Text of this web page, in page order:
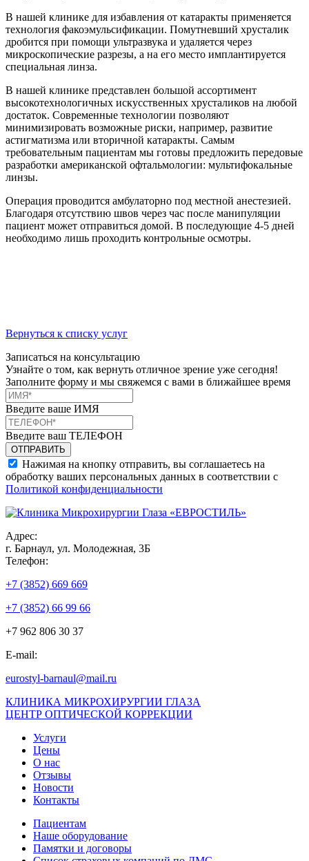
В нашей клинике для избавления от катаракты применяется
технология факоэмульсификации. Помутневший хрусталик
дробится при помощи ультразвука и удаляется через
микроскопические разрезы, а на его место имплантируется
специальная линза.
В нашей клинике представлен большой ассортимент
высокотехнологичных искусственных хрусталиков на любой
достаток. Современные технологии позволяют
минимизировать возможные риски, например, развитие
астигматизма или вторичной катаракты. Самым
требовательным пациентам мы готовы предложить передовые
разработки американской офтальмологии: мультифокальные
линзы.
Операция проводится амбулаторно под местной анестезией.
Благодаря отсутствию швов через час после манипуляции
пациент может отправиться домой. В последующие 4-5 дней
необходимо лишь проходить контрольные осмотры.
Вернуться к списку услуг
Записаться на консультацию
Узнайте о том, как вернуть отличное зрение уже сегодня!
Заполните форму и мы свяжемся с вами в ближайшее время
Введите ваше ИМЯ
Введите ваш ТЕЛЕФОН
Нажимая на кнопку отправить, вы соглашаетесь на
обработку ваших персональных данных в соответствии с
Политикой конфиденциальности
Адрес:
г. Барнаул, ул. Молодежная, 3Б
Телефон:
+7 (3852) 669 669
+7 (3852) 66 99 66
+7 962 806 30 37
E-mail:
eurostyl-barnaul@mail.ru
КЛИНИКА МИКРОХИРУРГИИ ГЛАЗА
ЦЕНТР ОПТИЧЕСКОЙ КОРРЕКЦИИ
Услуги
Цены
О нас
Отзывы
Новости
Контакты
Пациентам
Наше оборудование
Памятки и договоры